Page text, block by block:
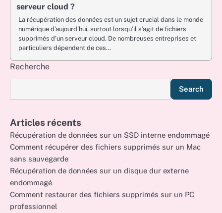
serveur cloud ?
La récupération des données est un sujet crucial dans le monde
numérique d’aujourd’hui, surtout lorsqu’il s’agit de fichiers
supprimés d’un serveur cloud. De nombreuses entreprises et
particuliers dépendent de ces…
Recherche
Search
Articles récents
Récupération de données sur un SSD interne endommagé
Comment récupérer des fichiers supprimés sur un Mac
sans sauvegarde
Récupération de données sur un disque dur externe
endommagé
Comment restaurer des fichiers supprimés sur un PC
professionnel